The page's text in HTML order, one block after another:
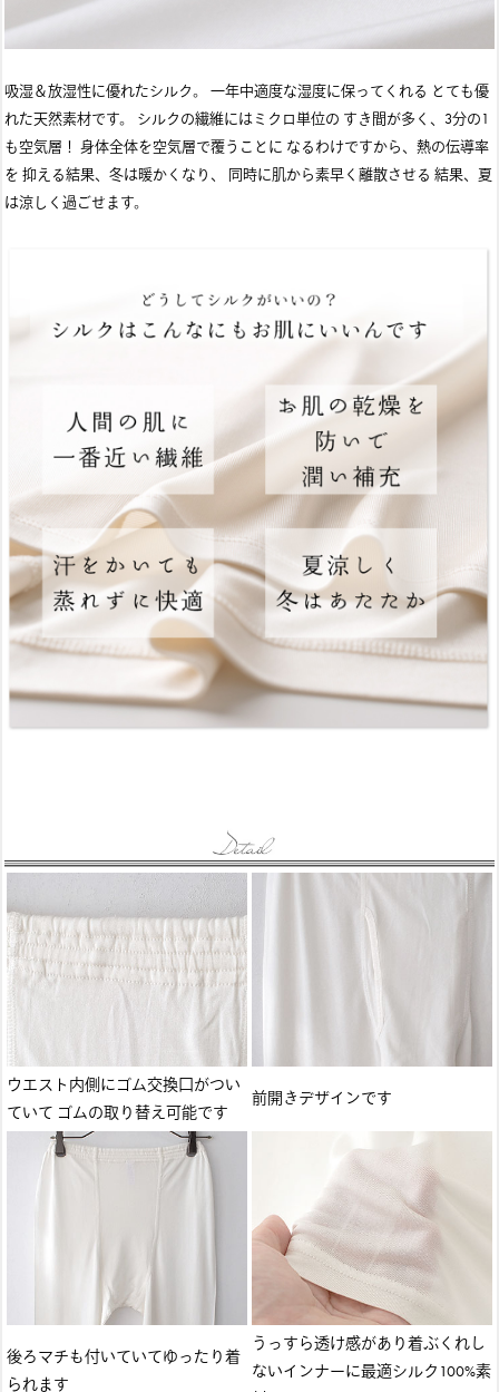
吸湿＆放湿性に優れたシルク。 一年中適度な湿度に保ってくれる とても優
れた天然素材です。 シルクの繊維にはミクロ単位の すき間が多く、3分の1
も空気層！ 身体全体を空気層で覆うことに なるわけですから、熱の伝導率
を 抑える結果、冬は暖かくなり、 同時に肌から素早く離散させる 結果、夏
は涼しく過ごせます。
ウエスト内側にゴム交換口がつい
ていて ゴムの取り替え可能です
前開きデザインです
後ろマチも付いていてゆったり着
られます
うっすら透け感があり着ぶくれし
ないインナーに最適シルク100%素